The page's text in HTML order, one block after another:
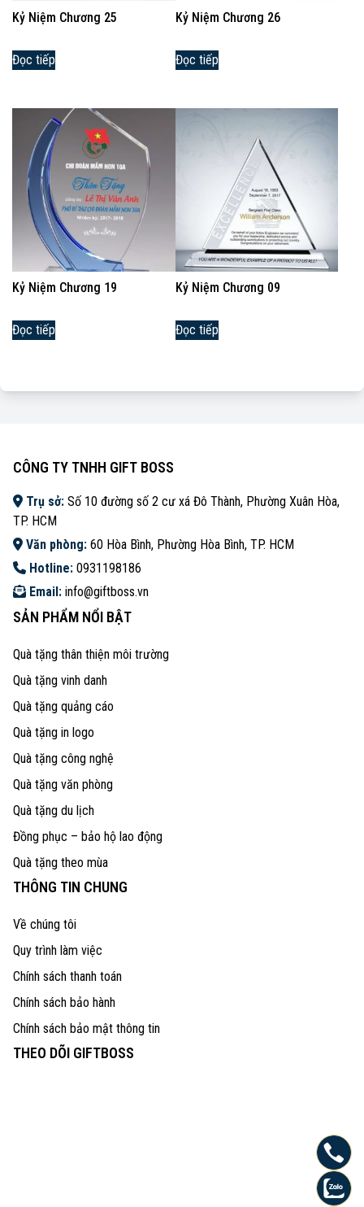
Kỷ Niệm Chương 25
Đọc tiếp
Kỷ Niệm Chương 26
Đọc tiếp
Kỷ Niệm Chương 19
Đọc tiếp
Kỷ Niệm Chương 09
Đọc tiếp
CÔNG TY TNHH GIFT BOSS
Trụ sở: Số 10 đường số 2 cư xá Đô Thành, Phường Xuân Hòa,
TP. HCM
Văn phòng: 60 Hòa Bình, Phường Hòa Bình, TP. HCM
Hotline: 0931198186
Email: info@giftboss.vn
SẢN PHẨM NỔI BẬT
Quà tặng thân thiện môi trường
Quà tặng vinh danh
Quà tặng quảng cáo
Quà tặng in logo
Quà tặng công nghệ
Quà tặng văn phòng
Quà tặng du lịch
Đồng phục – bảo hộ lao động
Quà tặng theo mùa
THÔNG TIN CHUNG
Về chúng tôi
Quy trình làm việc
Chính sách thanh toán
Chính sách bảo hành
Chính sách bảo mật thông tin
THEO DÕI GIFTBOSS